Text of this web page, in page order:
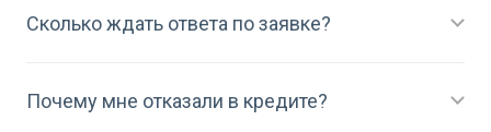
Сколько ждать ответа по заявке?
Почему мне отказали в кредите?